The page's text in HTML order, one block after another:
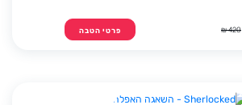
420 ₪ פרטי הטבה